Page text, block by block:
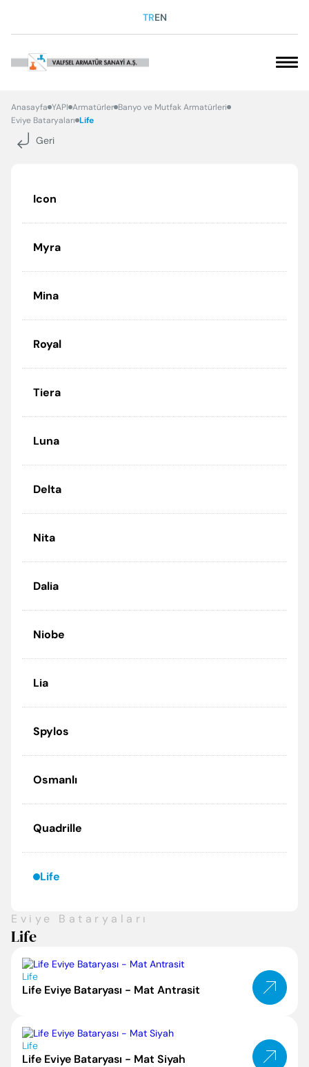
TREN
VAKFIMIZ
KURUMSAL
Anasayfa YAPI Armatürler Banyo ve Mutfak Armatürleri
Eviye Bataryaları Life
Geri
Icon
Myra
Mina
Royal
Tiera
Luna
Delta
Nita
Dalia
Niobe
Lia
Spylos
Osmanlı
Quadrille
Life
Eviye Bataryaları
Life
Life
Life Eviye Bataryası - Mat Antrasit
Life
Life Eviye Bataryası - Mat Siyah